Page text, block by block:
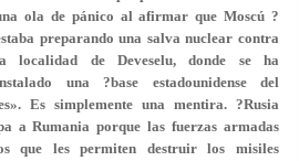
ola de pánico al afirmar que Moscú ?
preparando una salva nuclear contra
localidad de Deveselu, donde se ha
una ?base estadounidense del
Es simplemente una mentira. ?Rusia
a Rumania porque las fuerzas armadas
que les permiten destruir los misiles